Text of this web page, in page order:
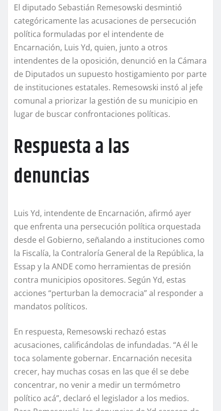
El diputado Sebastián Remesowski desmintió
categóricamente las acusaciones de persecución
política formuladas por el intendente de
Encarnación, Luis Yd, quien, junto a otros
intendentes de la oposición, denunció en la Cámara
de Diputados un supuesto hostigamiento por parte
de instituciones estatales. Remesowski instó al jefe
comunal a priorizar la gestión de su municipio en
lugar de buscar confrontaciones políticas.
Respuesta a las
denuncias
Luis Yd, intendente de Encarnación, afirmó ayer
que enfrenta una persecución política orquestada
desde el Gobierno, señalando a instituciones como
la Fiscalía, la Contraloría General de la República, la
Essap y la ANDE como herramientas de presión
contra municipios opositores. Según Yd, estas
acciones “perturban la democracia” al responder a
mandatos políticos.
En respuesta, Remesowski rechazó estas
acusaciones, calificándolas de infundadas. “A él le
toca solamente gobernar. Encarnación necesita
crecer, hay muchas cosas en las que él se debe
concentrar, no venir a medir un termómetro
político acá”, declaró el legislador a los medios.